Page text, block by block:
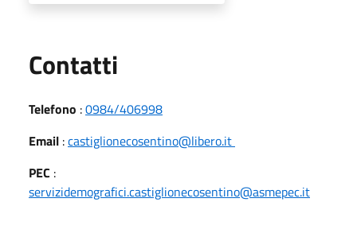
Contatti
Telefono :0984/406998
Email :castiglionecosentino@libero.it
PEC :
servizidemografici.castiglionecosentino@asmepec.it